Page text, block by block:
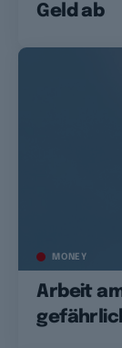
Geld ab
MONEY
Arbeit